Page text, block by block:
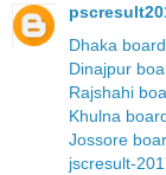
Dhaka
Dinajpur
Rajshahi
Khulna
Jossore
jscresult-